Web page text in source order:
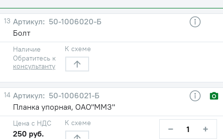
13
50-1006020-Б
Болт
Наличие
Обратитесь к
консультанту
К схеме
14
50-1006021-Б
Планка упорная, ОАО"ММЗ"
Цена с НДС
250 руб.
К схеме − +